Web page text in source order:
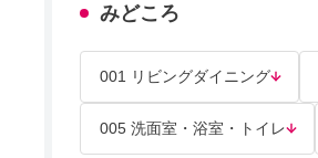
みどころ
001 リビングダイニング
005 洗面室・浴室・トイレ